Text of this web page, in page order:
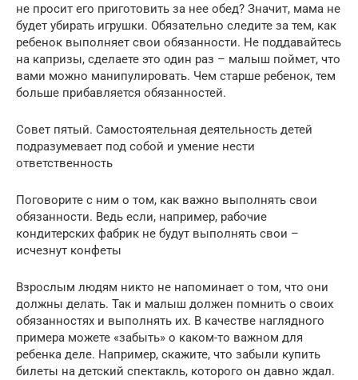
не просит его приготовить за нее обед? Значит, мама не
будет убирать игрушки. Обязательно следите за тем, как
ребенок выполняет свои обязанности. Не поддавайтесь
на капризы, сделаете это один раз – малыш поймет, что
вами можно манипулировать. Чем старше ребенок, тем
больше прибавляется обязанностей.
Совет пятый. Самостоятельная деятельность детей
подразумевает под собой и умение нести
ответственность
Поговорите с ним о том, как важно выполнять свои
обязанности. Ведь если, например, рабочие
кондитерских фабрик не будут выполнять свои –
исчезнут конфеты
Взрослым людям никто не напоминает о том, что они
должны делать. Так и малыш должен помнить о своих
обязанностях и выполнять их. В качестве наглядного
примера можете «забыть» о каком-то важном для
ребенка деле. Например, скажите, что забыли купить
билеты на детский спектакль, которого он давно ждал.